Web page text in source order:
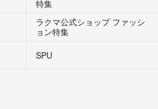
特集
ラクマ公式ショップ ファッシ
ョン特集
SPU